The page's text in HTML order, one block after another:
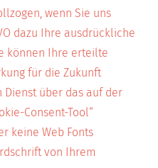
wenn Sie uns
dazu Ihre ausdrückliche
können Ihre erteilte
für die Zukunft
über das auf der
Consent-Tool“
keine Web Fonts
von Ihrem